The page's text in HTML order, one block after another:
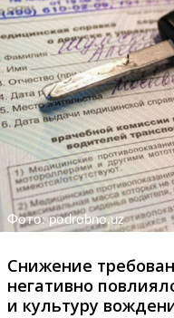
Фото: podrobno.uz
Снижение
негативно
и культуру